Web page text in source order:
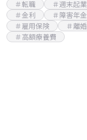
＃転職
＃週末起業
＃金利
＃障害年金
＃雇用保険
＃離婚
＃高額療養費